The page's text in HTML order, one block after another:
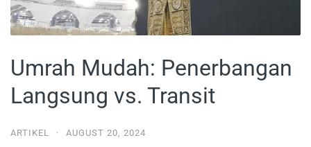
Umrah Mudah: Penerbangan
Langsung vs. Transit
ARTIKEL · AUGUST 20, 2024